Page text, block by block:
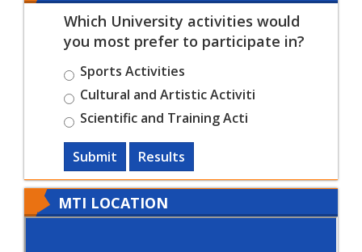
Which University activities would
you most prefer to participate in?
Sports Activities
Cultural and Artistic Activiti
Scientific and Training Acti
Submit Results
MTI LOCATION